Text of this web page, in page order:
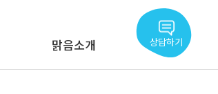
상담하기
맑음소개